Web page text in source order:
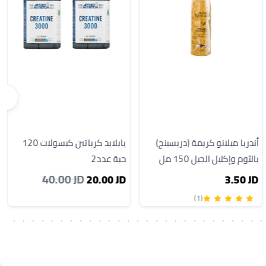
أندريا ميلانو كريمة (دريسينج)
بالثوم وإكليل الجبل 150 مل
3.50 JD
(1)
يابلايد كرياتين كبسولات 120
حبة عدد2
40.00 JD20.00 JD